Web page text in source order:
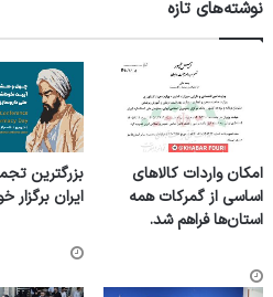
نوشته‌های تازه
امکان واردات کالاهای
اساسی از گمرکات همه
استان‌ها فراهم شد.
بزرگترین
ایران برگزار